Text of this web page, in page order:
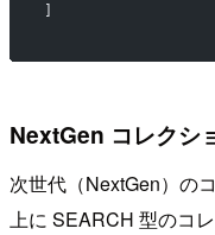
]
NextGen コレクシ
次世代（NextGen）の
上に SEARCH 型のコ